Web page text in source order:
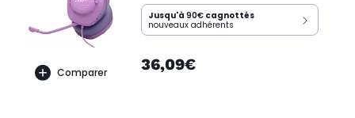
Comparer
Jusqu'à 90€ cagnottés
nouveaux adhérents
36,09€